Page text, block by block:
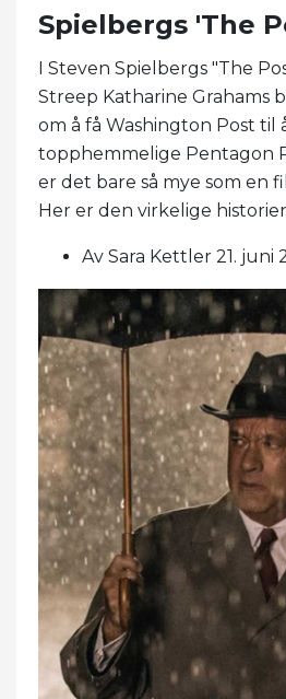
Spielbergs 'The
I Steven Spielbergs "The
Streep Katharine Grahams
om å få Washington Post til
topphemmelige Pentagon
er det bare så mye som en
Her er den virkelige
Av Sara Kettler 21. juni